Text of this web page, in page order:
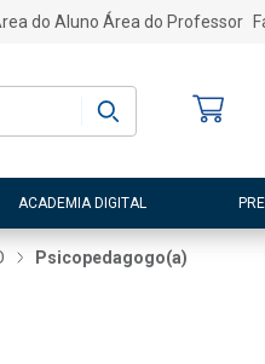
do Aluno Área do Professor
ACADEMIA DIGITAL
Psicopedagogo(a)